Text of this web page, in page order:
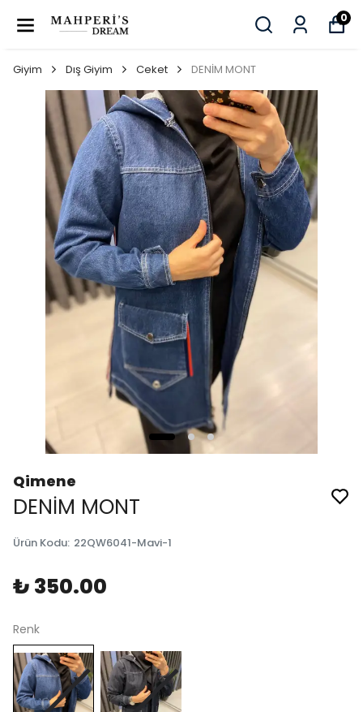
0
Giyim Dış Giyim Ceket DENİM MONT
Qimene
DENİM MONT
Ürün Kodu: 22QW6041-Mavi-1
₺ 350.00
Renk